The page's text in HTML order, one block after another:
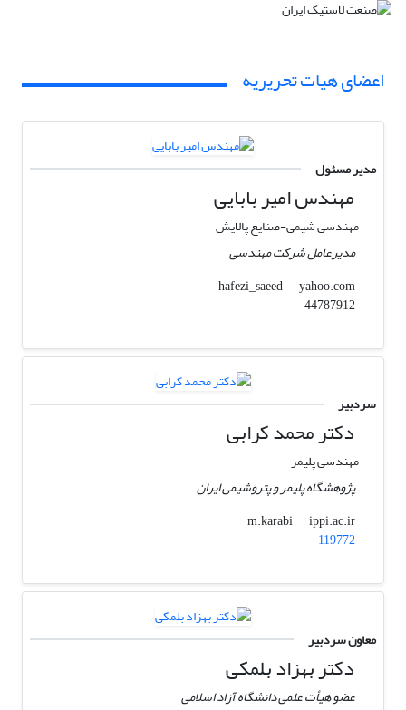
اعضای هیات تحریریه
مدیر مسئول
مهندس امیر بابایی
مهندسی شیمی-صنایع پالایش
مدیرعامل شرکت مهندسی
hafezi_saeed
yahoo.com
44787912
سردبیر
دکتر محمد کرابی
مهندسی پلیمر
پژوهشگاه پلیمر و پتروشیمی ایران
m.karabi
ippi.ac.ir
119772
معاون سردبیر
دکتر بهزاد بلمکی
عضو هیأت علمی دانشگاه آزاد اسلامی